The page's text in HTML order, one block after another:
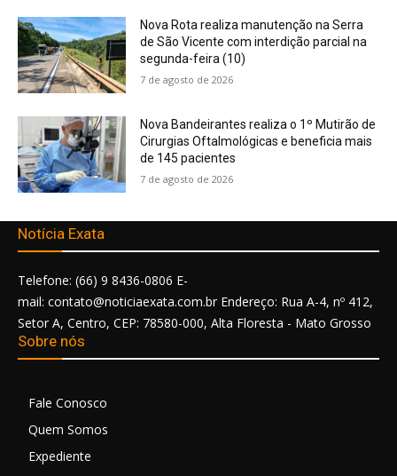
Nova Rota realiza manutenção na Serra
de São Vicente com interdição parcial na
segunda-feira (10)
7 de agosto de 2026
Nova Bandeirantes realiza o 1º Mutirão de
Cirurgias Oftalmológicas e beneficia mais
de 145 pacientes
7 de agosto de 2026
Notícia Exata
Telefone: (66) 9 8436-0806 E-
mail: contato@noticiaexata.com.br Endereço: Rua A-4, nº 412,
Setor A, Centro, CEP: 78580-000, Alta Floresta - Mato Grosso
Sobre nós
Fale Conosco
Quem Somos
Expediente